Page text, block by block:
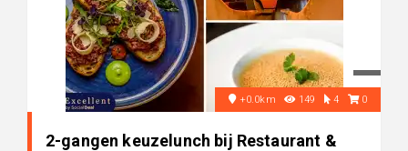
+0.0km 149 4 0
2-gangen keuzelunch bij Restaurant &